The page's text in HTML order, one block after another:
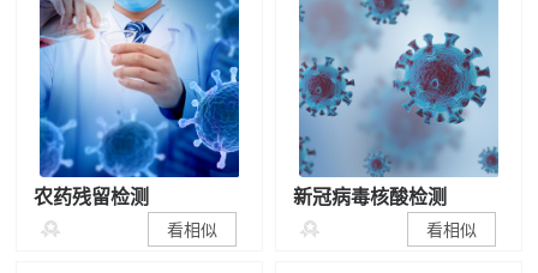
农药残留检测
 看相似
新冠病毒核酸检测
 看相似